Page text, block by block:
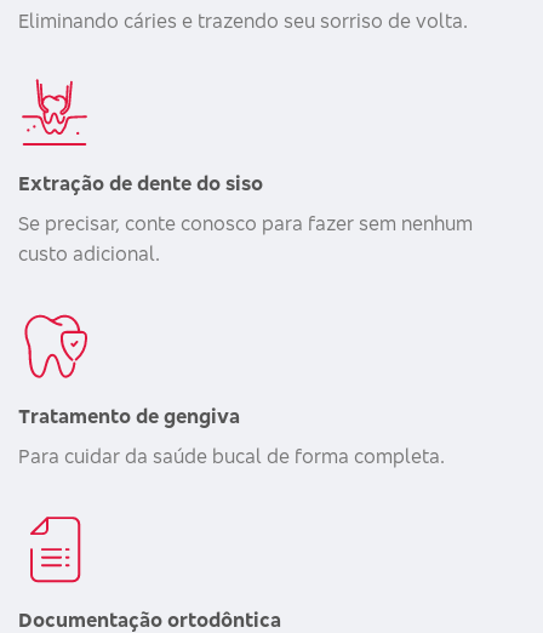
Eliminando cáries e trazendo seu sorriso de volta.
Extração de dente do siso
Se precisar, conte conosco para fazer sem nenhum
custo adicional.
Tratamento de gengiva
Para cuidar da saúde bucal de forma completa.
Documentação ortodôntica